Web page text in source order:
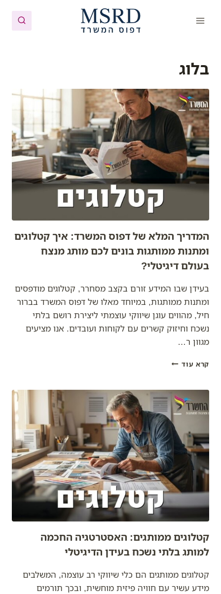
בלוג
המדריך המלא של דפוס המשרד: איך קטלוגים
ומתנות ממותגות בונים לכם מותג מנצח
בעולם דיגיטלי?
בעידן שבו המידע זורם בקצב מסחרר, קטלוגים מודפסים
ומתנות ממותגות, במיוחד מאלו של דפוס המשרד בברור
חיל, מהווים עוגן שיווקי עוצמתי ליצירת רושם בלתי
נשכח וחיזוק קשרים עם לקוחות ועובדים. אנו מציעים
מגוון ר…
קרא עודהמדריך
דפוס
המשרד:
איך
קטלוגים
ומתנות
ממותגות
בונים
לכם
מותג
מנצח
בעולם
דיגיטלי?
קטלוגים ממותגים: האסטרטגיה החכמה
למותג בלתי נשכח בעידן הדיגיטלי
קטלוגים ממותגים הם כלי שיווקי רב עוצמה, המשלבים
מידע עשיר עם חוויה פיזית מוחשית, ובכך תורמים